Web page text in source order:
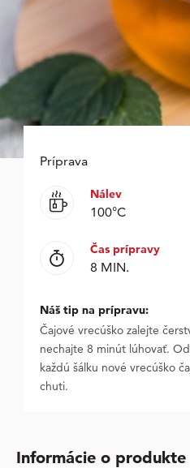
Príprava
Nálev
100°C
Čas prípravy
8 MIN.
Náš tip na prípravu:
Čajové vrecúško zalejte
nechajte 8 minút lúhovať.
každú šálku nové vrecúško
chuti.
Informácie o produkte